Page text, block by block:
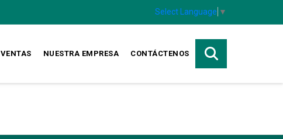
Select Language ▼
VENTAS NUESTRA EMPRESA CONTÁCTENOS